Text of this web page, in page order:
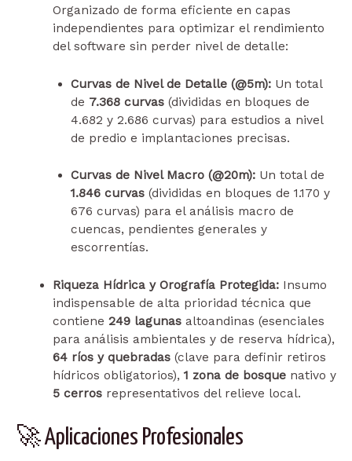
Organizado de forma eficiente en capas
independientes para optimizar el rendimiento
del software sin perder nivel de detalle:
Curvas de Nivel de Detalle (@5m):Un total
de 7.368 curvas(divididas en bloques de
4.682 y 2.686 curvas) para estudios a nivel
de predio e implantaciones precisas.
Curvas de Nivel Macro (@20m):Un total de
1.846 curvas(divididas en bloques de 1.170 y
676 curvas) para el análisis macro de
cuencas, pendientes generales y
escorrentías.
Riqueza Hídrica y Orografía Protegida:Insumo
indispensable de alta prioridad técnica que
contiene 249 lagunasaltoandinas (esenciales
para análisis ambientales y de reserva hídrica),
64 ríos y quebradas(clave para definir retiros
hídricos obligatorios), 1 zona de bosquenativo y
5 cerrosrepresentativos del relieve local.
🚀 Aplicaciones Profesionales